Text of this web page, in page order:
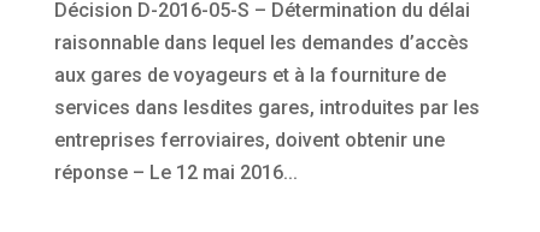
Décision D-2016-05-S – Détermination du délai
raisonnable dans lequel les demandes d’accès
aux gares de voyageurs et à la fourniture de
services dans lesdites gares, introduites par les
entreprises ferroviaires, doivent obtenir une
réponse – Le 12 mai 2016...